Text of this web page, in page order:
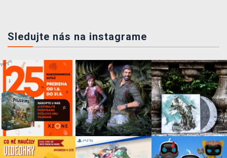
Sledujte nás na instagrame